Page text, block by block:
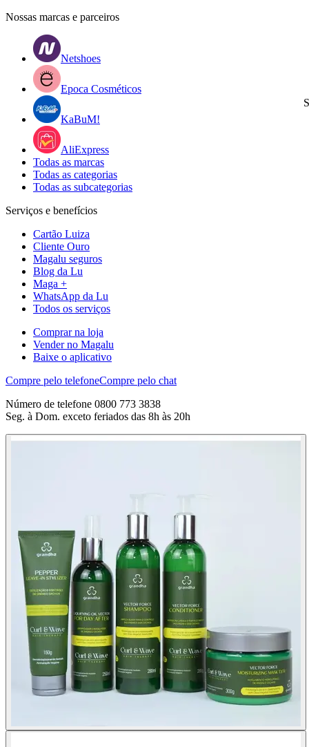
Nossas marcas e parceiros
Netshoes
Epoca Cosméticos
KaBuM!
AliExpress
Todas as marcas
Todas as categorias
Todas as subcategorias
Serviços e benefícios
Cartão Luiza
Cliente Ouro
Magalu seguros
Blog da Lu
Maga +
WhatsApp da Lu
Todos os serviços
Comprar na loja
Vender no Magalu
Baixe o aplicativo
Compre pelo telefoneCompre pelo chat
Número de telefone 0800 773 3838
Seg. à Dom. exceto feriados das 8h às 20h